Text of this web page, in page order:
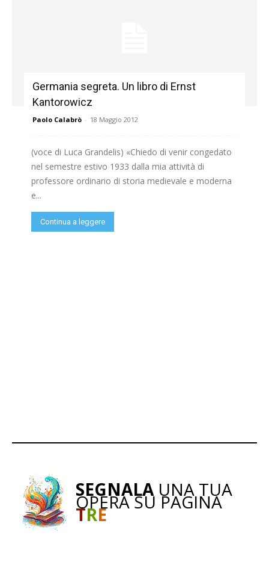
Germania segreta. Un libro di Ernst
Kantorowicz
Paolo Calabrò - 18 Maggio 2012
(voce di Luca Grandelis) «Chiedo di venir congedato
nel semestre estivo 1933 dalla mia attività di
professore ordinario di storia medievale e moderna
e...
Continua a leggere
SEGNALAUNA TUA
OPERA SU PAGINA
TRE